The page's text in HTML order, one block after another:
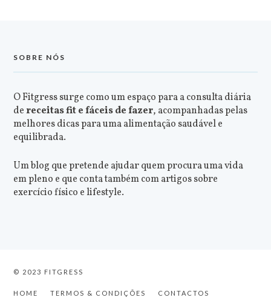
SOBRE NÓS
O Fitgress surge como um espaço para a consulta diária
dereceitas fit e fáceis de fazer, acompanhadas pelas
melhores dicas para uma alimentação saudável e
equilibrada.
Um blog que pretende ajudar quem procura uma vida
em pleno e que conta também com artigos sobre
exercício físico e lifestyle.
© 2023 FITGRESS
HOME TERMOS & CONDIÇÕES CONTACTOS